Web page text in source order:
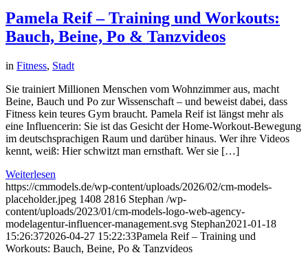
Pamela Reif – Training und Workouts:
Bauch, Beine, Po & Tanzvideos
in Fitness, Stadt
Sie trainiert Millionen Menschen vom Wohnzimmer aus, macht
Beine, Bauch und Po zur Wissenschaft – und beweist dabei, dass
Fitness kein teures Gym braucht. Pamela Reif ist längst mehr als
eine Influencerin: Sie ist das Gesicht der Home-Workout-Bewegung
im deutschsprachigen Raum und darüber hinaus. Wer ihre Videos
kennt, weiß: Hier schwitzt man ernsthaft. Wer sie […]
Weiterlesen
https://cmmodels.de/wp-content/uploads/2026/02/cm-models-
placeholder.jpeg 1408 2816 Stephan /wp-
content/uploads/2023/01/cm-models-logo-web-agency-
modelagentur-influencer-management.svg Stephan2021-01-18
15:26:372026-04-27 15:22:33Pamela Reif – Training und
Workouts: Bauch, Beine, Po & Tanzvideos